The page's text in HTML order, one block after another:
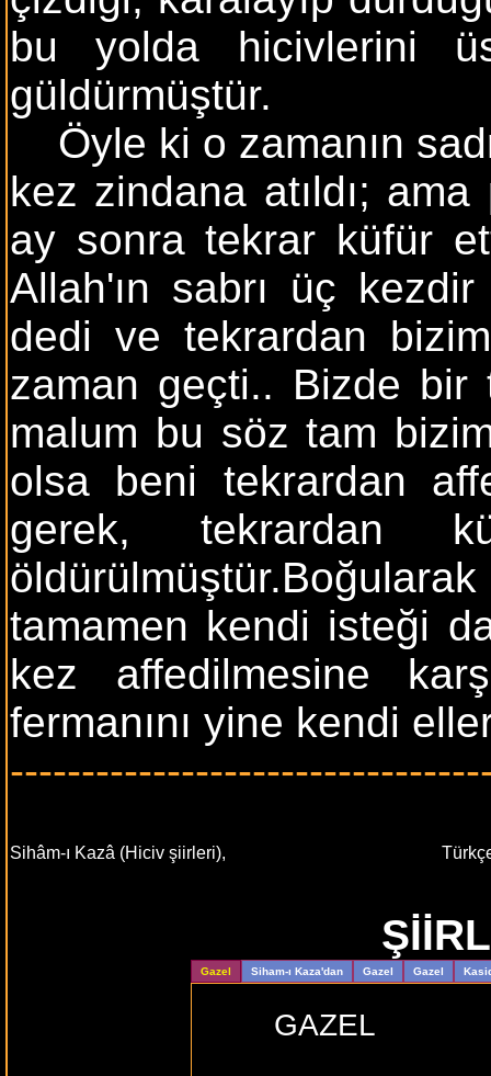
bu yolda hicivlerini
güldürmüştür.
Öyle ki o zamanın
kez zindana atıldı;
ay sonra tekrar küfür
Allah'ın sabrı üç
dedi ve tekrardan
zaman geçti.. Bizde bir
malum bu söz tam
olsa beni tekrardan
gerek, tekrardan
tamamen kendi isteği
kez affedilmesine
fermanını yine kendi
Sihâm-ı Kazâ (Hiciv şiirleri),
Gazel Siham-ı Kaza'dan Gazel Gazel
GAZEL